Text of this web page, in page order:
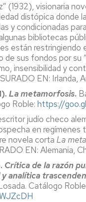
(1932), visionaria
distópica donde
y condicionadas
bibliotecas
están restringiendo
de sus fondos por su
insensibilidad y
EN: Irlanda,
La metamorfosis.
Roble: https://
judío checo
en regímenes
novela corta La
EN: Alemania,
Crítica de la razón
analítica
Catálogo